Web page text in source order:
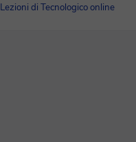
Lezioni di Tecnologico online